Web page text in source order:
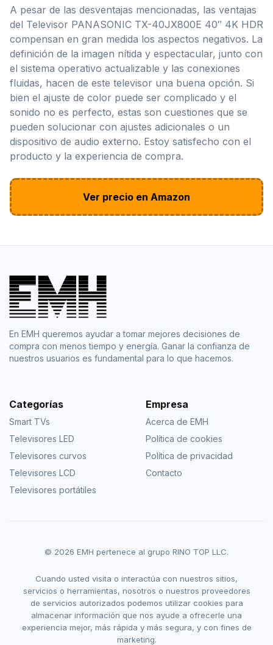
A pesar de las desventajas mencionadas, las ventajas
del Televisor PANASONIC TX-40JX800E 40″ 4K HDR
compensan en gran medida los aspectos negativos. La
definición de la imagen nítida y espectacular, junto con
el sistema operativo actualizable y las conexiones
fluidas, hacen de este televisor una buena opción. Si
bien el ajuste de color puede ser complicado y el
sonido no es perfecto, estas son cuestiones que se
pueden solucionar con ajustes adicionales o un
dispositivo de audio externo. Estoy satisfecho con el
producto y la experiencia de compra.
Ver precio en Amazon
En EMH queremos ayudar a tomar mejores decisiones de
compra con menos tiempo y energía. Ganar la confianza de
nuestros usuarios es fundamental para lo que hacemos.
Categorías
Smart TVs
Televisores LED
Televisores curvos
Televisores LCD
Televisores portátiles
Empresa
Acerca de EMH
Política de cookies
Política de privacidad
Contacto
© 2026 EMH pertenece al grupo RINO TOP LLC.
Cuando usted visita o interactúa con nuestros sitios,
servicios o herramientas, nosotros o nuestros proveedores
de servicios autorizados podemos utilizar cookies para
almacenar información que nos ayude a ofrecerle una
experiencia mejor, más rápida y más segura, y con fines de
marketing.